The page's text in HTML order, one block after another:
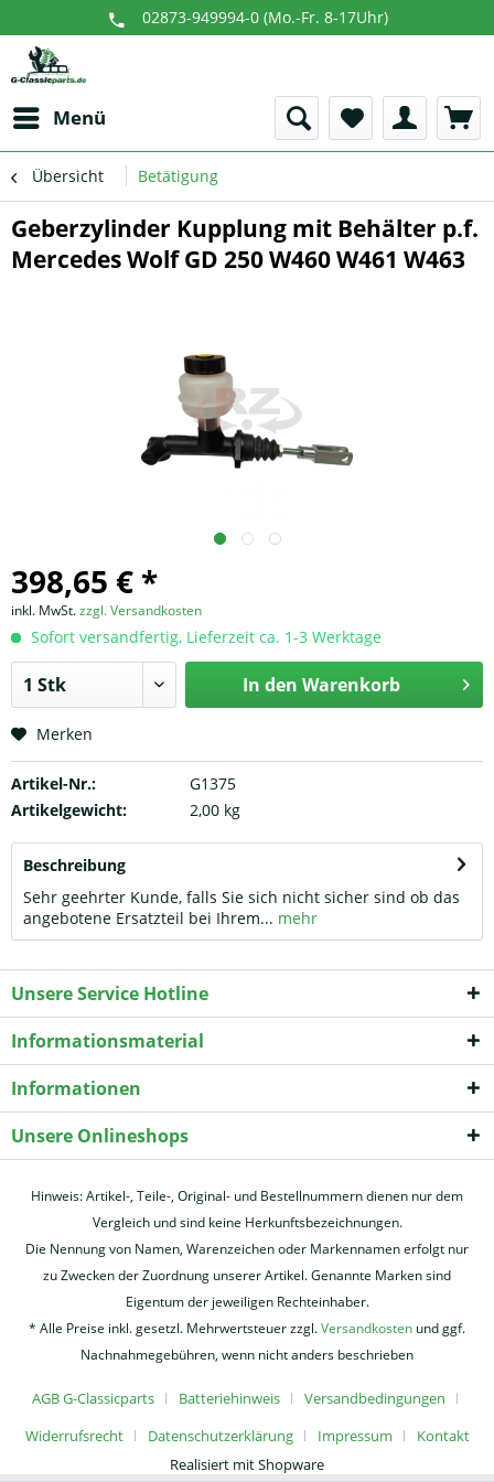
02873-949994-0 (Mo.-Fr. 8-17Uhr)
Menü
Übersicht Betätigung
Geberzylinder Kupplung mit Behälter p.f.
Mercedes Wolf GD 250 W460 W461 W463
398,65 € *
inkl. MwSt.zzgl. Versandkosten
Sofort versandfertig, Lieferzeit ca. 1-3 Werktage
In den Warenkorb
Merken
Artikel-Nr.:
G1375
Artikelgewicht:
2,00 kg
Beschreibung
Sehr geehrter Kunde, falls Sie sich nicht sicher sind ob das
angebotene Ersatzteil bei Ihrem... mehr
Unsere Service Hotline
Informationsmaterial
Informationen
Unsere Onlineshops
Hinweis: Artikel-, Teile-, Original- und Bestellnummern dienen nur dem
Vergleich und sind keine Herkunftsbezeichnungen.
Die Nennung von Namen, Warenzeichen oder Markennamen erfolgt nur
zu Zwecken der Zuordnung unserer Artikel. Genannte Marken sind
Eigentum der jeweiligen Rechteinhaber.
* Alle Preise inkl. gesetzl. Mehrwertsteuer zzgl.Versandkosten und ggf.
Nachnahmegebühren, wenn nicht anders beschrieben
AGB G-Classicparts Batteriehinweis
Versandbedingungen
Widerrufsrecht
Datenschutzerklärung Impressum
Kontakt
Realisiert mit Shopware